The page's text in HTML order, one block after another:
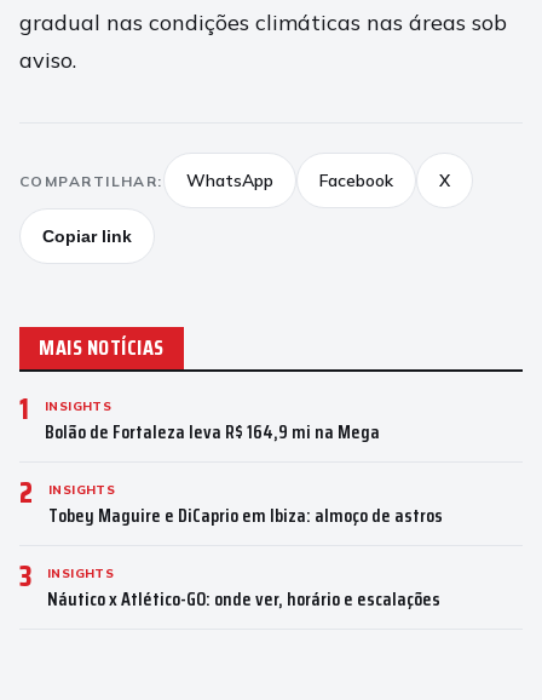
gradual nas condições climáticas nas áreas sob
aviso.
COMPARTILHAR: WhatsApp Facebook X
Copiar link
MAIS NOTÍCIAS
1 INSIGHTS
Bolão de Fortaleza leva R$ 164,9 mi na Mega
2 INSIGHTS
Tobey Maguire e DiCaprio em Ibiza: almoço de astros
3 INSIGHTS
Náutico x Atlético-GO: onde ver, horário e escalações